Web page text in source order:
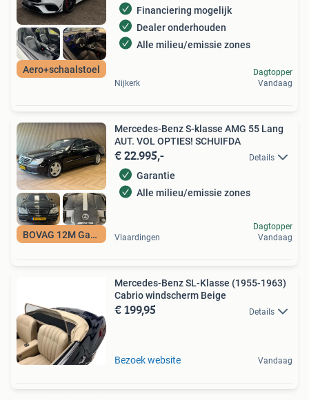
Aero+schaalstoel
Financiering mogelijk
Dealer onderhouden
Alle milieu/emissie zones
Nijkerk
Dagtopper
Vandaag
BOVAG 12M Garantie
Mercedes-Benz S-klasse AMG 55 Lang
AUT. VOL OPTIES! SCHUIFDA
€ 22.995,- Details
Garantie
Alle milieu/emissie zones
Vlaardingen
Dagtopper
Vandaag
Mercedes-Benz SL-Klasse (1955-1963)
Cabrio windscherm Beige
€ 199,95 Details
Bezoek website Vandaag